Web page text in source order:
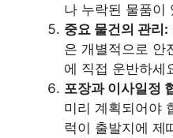
나 누락된 물품이
중요 물건의 관리:
은 개별적으로 안
에 직접 운반하세
포장과 이사일정
미리 계획되어야
럭이 출발지에 제